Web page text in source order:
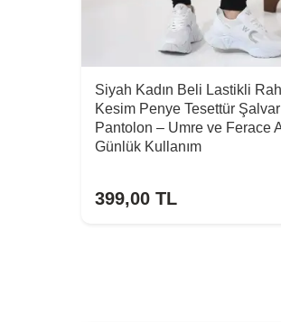
Siyah Kadın Beli Lastikli
Kesim Penye Tesettür Şalvar
Pantolon – Umre ve Ferace
Günlük Kullanım
399,00 TL